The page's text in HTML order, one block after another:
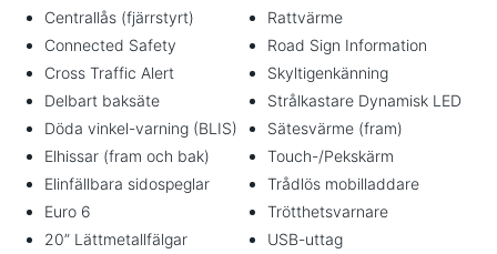
Centrallås (fjärrstyrt)
Connected Safety
Cross Traffic Alert
Delbart baksäte
Döda vinkel-varning (BLIS)
Elhissar (fram och bak)
Elinfällbara sidospeglar
Euro 6
20” Lättmetallfälgar
Rattvärme
Road Sign Information
Skyltigenkänning
Strålkastare Dynamisk LED
Sätesvärme (fram)
Touch-/Pekskärm
Trådlös mobilladdare
Trötthetsvarnare
USB-uttag